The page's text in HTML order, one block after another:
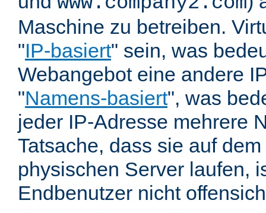
Maschine zu betreiben.
"IP-basiert" sein, was
Webangebot eine andere
"Namens-basiert", was
jeder IP-Adresse mehrere
Tatsache, dass sie auf
physischen Server laufen,
Endbenutzer nicht